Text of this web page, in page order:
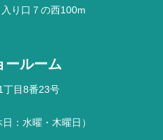
り口７の西100m
ールーム
丁目8番23号
：水曜・木曜日）